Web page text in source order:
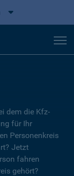
dem die Kfz-
für Ihr
Personenkreis
Jetzt
fahren
gehört?